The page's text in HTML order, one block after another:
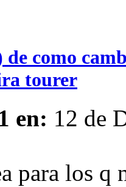
como
tourer
en: 12 de
para los q